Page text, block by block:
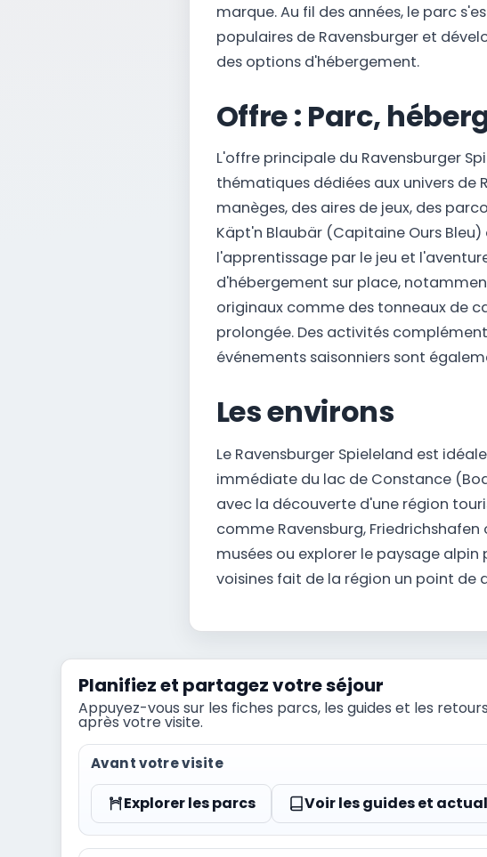
marque. Au fil des années, le parc
populaires de Ravensburger et
des options d'hébergement.
Offre : Parc,
L'offre principale du Ravensburger
thématiques dédiées aux univers de
manèges, des aires de jeux, des
Käpt'n Blaubär (Capitaine Ours
l'apprentissage par le jeu et
d'hébergement sur place,
originaux comme des tonneaux de
prolongée. Des activités
événements saisonniers sont
Les environs
Le Ravensburger Spieleland est
immédiate du lac de Constance
avec la découverte d'une région
comme Ravensburg,
musées ou explorer le paysage alpin
voisines fait de la région un point de
Planifiez et partagez votre séjour
Appuyez-vous sur les fiches parcs, les guides et les
après votre visite.
Avant votre visite
Explorer les parcs Voir les guides et